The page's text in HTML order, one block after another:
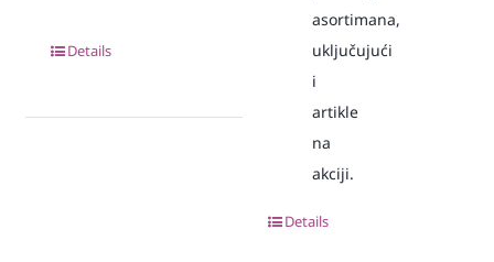
Details
asortimana,
uključujući
i
artikle
na
akciji.
Details